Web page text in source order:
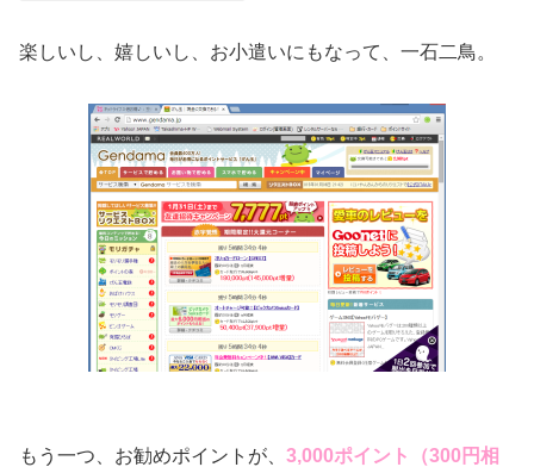
楽しいし、嬉しいし、お小遣いにもなって、一石二鳥。
もう一つ、お勧めポイントが、 3,000ポイント（300円相